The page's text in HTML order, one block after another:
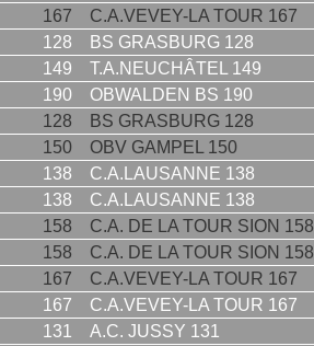
167 C.A.VEVEY-LA TOUR 167
128 BS GRASBURG 128
149 T.A.NEUCHÂTEL 149
190 OBWALDEN BS 190
128 BS GRASBURG 128
150 OBV GAMPEL 150
138 C.A.LAUSANNE 138
138 C.A.LAUSANNE 138
158 C.A. DE LA TOUR SION 158
158 C.A. DE LA TOUR SION 158
167 C.A.VEVEY-LA TOUR 167
167 C.A.VEVEY-LA TOUR 167
131 A.C. JUSSY 131